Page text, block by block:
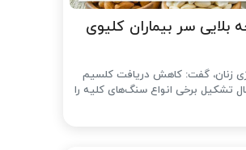
سر بیماران کلیوی
زنان، گفت: کاهش دریافت کلسیم
تشکیل برخی انواع سنگ‌های کلیه را